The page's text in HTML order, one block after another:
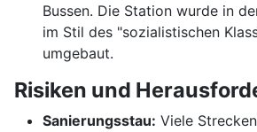
Bussen. Die Station wurde in
im Stil des "sozialistischen
umgebaut.
Risiken und
Sanierungsstau: Viele